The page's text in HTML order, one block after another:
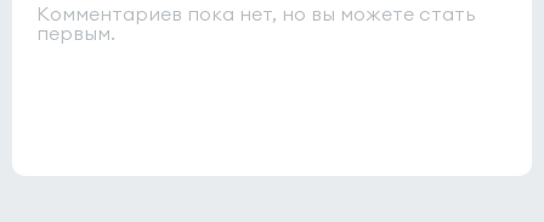
Комментариев пока нет, но вы можете стать
первым.